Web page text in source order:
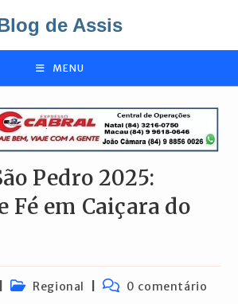
de Assis
MENU
Pedro 2025:
Fé em Caiçara do
Categoria
Regional
Comentários
0 comentário